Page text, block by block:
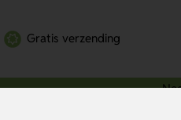
Gratis verzending